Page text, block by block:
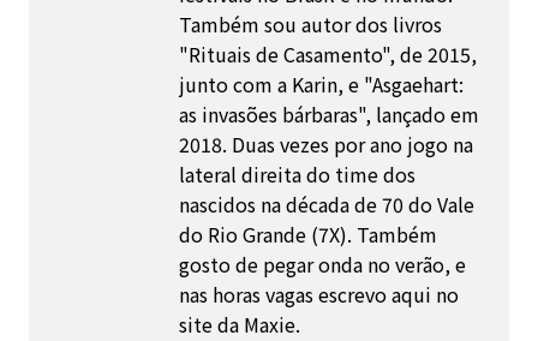
Também sou autor dos livros
"Rituais de Casamento", de 2015,
junto com a Karin, e "Asgaehart:
as invasões bárbaras", lançado em
2018. Duas vezes por ano jogo na
lateral direita do time dos
nascidos na década de 70 do Vale
do Rio Grande (7X). Também
gosto de pegar onda no verão, e
nas horas vagas escrevo aqui no
site da Maxie.